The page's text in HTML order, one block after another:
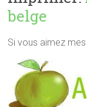
belge
Si vous aimez